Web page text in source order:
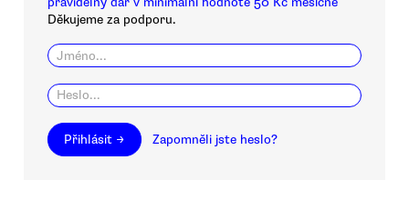
Děkujeme za podporu.
Přihlásit → Zapomněli jste heslo?